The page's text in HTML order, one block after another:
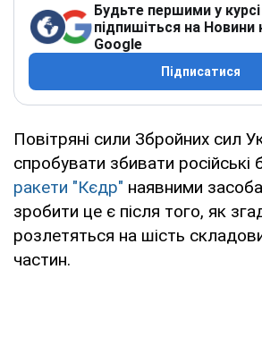
Будьте першими у
підпишіться на Новини
Google
Підписатися
Повітряні сили Збройних сил
спробувати збивати російські
ракети "Кєдр" наявними
зробити це є після того, як
розлетяться на шість
частин.